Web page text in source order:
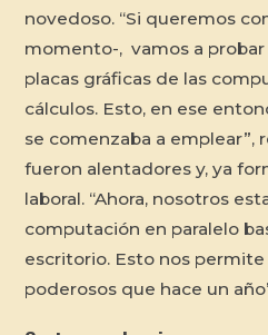
novedoso. “Si queremos
momento-, vamos a
placas gráficas de las
cálculos. Esto, en ese
se comenzaba a emplear”,
fueron alentadores y, ya
laboral. “Ahora, nosotros
computación en paralelo
escritorio. Esto nos
poderosos que hace un